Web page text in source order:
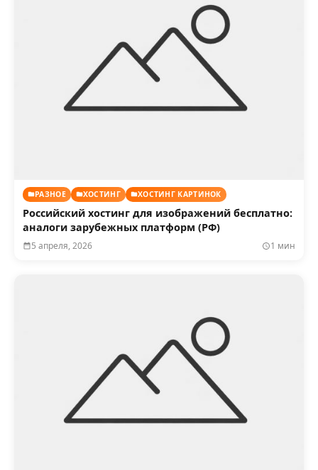
РАЗНОЕ ХОСТИНГ ХОСТИНГ КАРТИНОК
Российский хостинг для изображений бесплатно:
аналоги зарубежных платформ (РФ)
5 апреля, 2026 1 мин